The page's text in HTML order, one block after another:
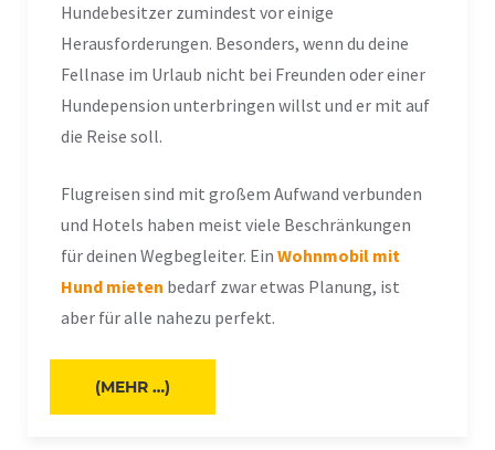
Hundebesitzer zumindest vor einige
Herausforderungen. Besonders, wenn du deine
Fellnase im Urlaub nicht bei Freunden oder einer
Hundepension unterbringen willst und er mit auf
die Reise soll.
Flugreisen sind mit großem Aufwand verbunden
und Hotels haben meist viele Beschränkungen
für deinen Wegbegleiter. Ein Wohnmobil mit
Hund mieten bedarf zwar etwas Planung, ist
aber für alle nahezu perfekt.
(MEHR …)